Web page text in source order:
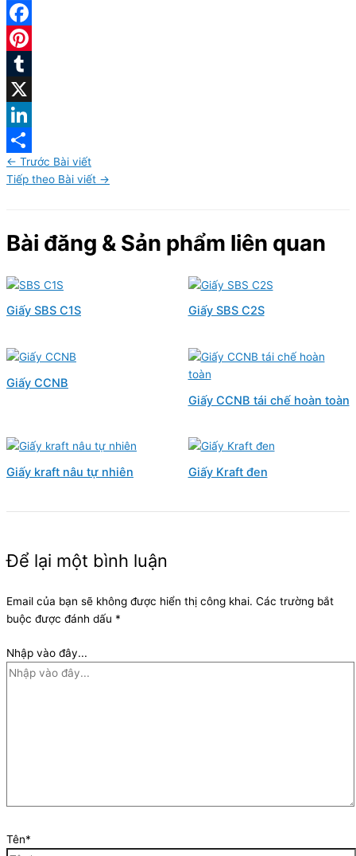
← Trước Bài viết
Tiếp theo Bài viết →
Bài đăng & Sản phẩm liên quan
Giấy SBS C1S Giấy SBS C2S
Giấy CCNB
Giấy CCNB tái chế hoàn toàn
Giấy kraft nâu tự nhiên Giấy Kraft đen
Để lại một bình luận
Email của bạn sẽ không được hiển thị công khai. Các trường bắt
buộc được đánh dấu *
Nhập vào đây...
Tên*